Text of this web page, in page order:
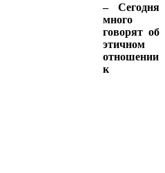
– Сегодня
много
говорят об
этичном
отношении
к